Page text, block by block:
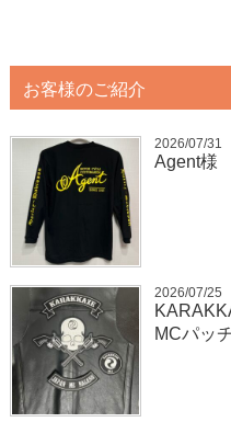
お客様のご紹介
2026/07/31
Agent様
2026/07/25
MCパッ